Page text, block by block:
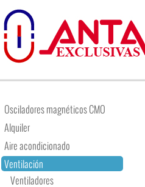
Osciladores magnéticos CMO
Alquiler
Aire acondicionado
Ventilación
Ventiladores